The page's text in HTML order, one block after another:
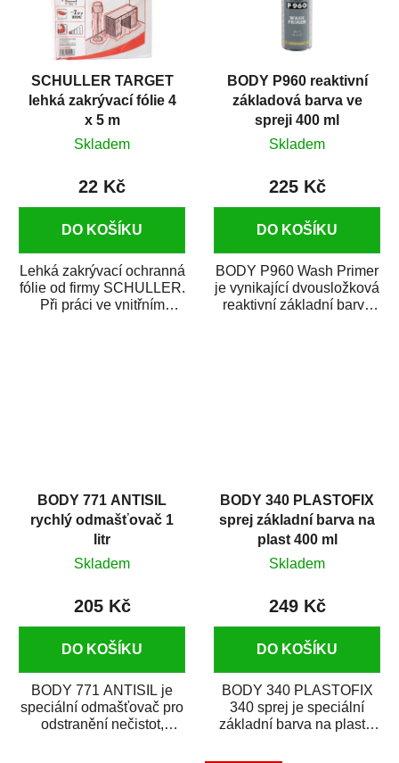
SCHULLER TARGET
lehká zakrývací fólie 4
x 5 m
Skladem
22 Kč
DO KOŠÍKU
Lehká zakrývací ochranná
fólie od firmy SCHULLER.
Při práci ve vnitřním
BODY P960 reaktivní
základová barva ve
spreji 400 ml
Skladem
225 Kč
DO KOŠÍKU
BODY P960 Wash Primer
je vynikající dvousložková
reaktivní základní barva
BODY 771 ANTISIL
rychlý odmašťovač 1
litr
Skladem
205 Kč
DO KOŠÍKU
BODY 771 ANTISIL je
speciální odmašťovač pro
odstranění nečistot,
BODY 340 PLASTOFIX
sprej základní barva na
plast 400 ml
Skladem
249 Kč
DO KOŠÍKU
BODY 340 PLASTOFIX
340 sprej je speciální
základní barva na plasty,
vrchních...